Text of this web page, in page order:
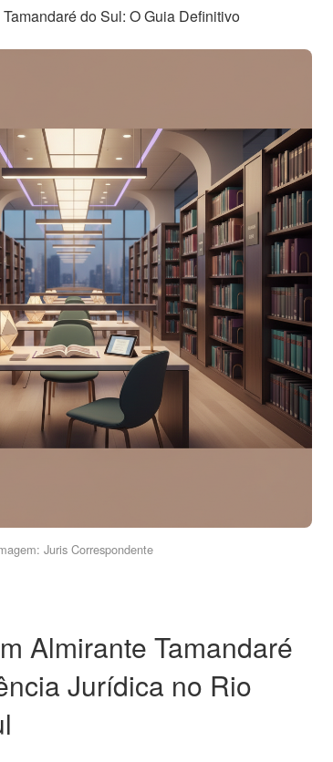
do Sul: O Guia Definitivo
Juris Correspondente
Almirante Tamandaré
Jurídica no Rio